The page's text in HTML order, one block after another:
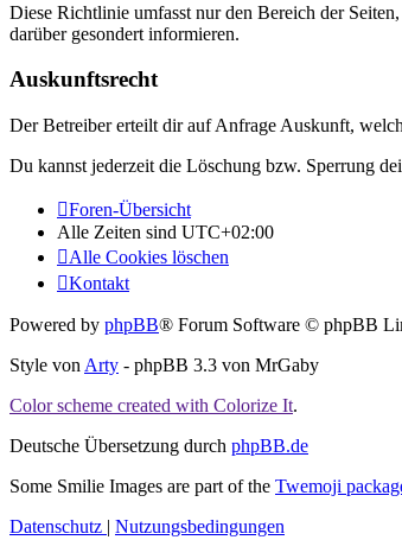
Diese Richtlinie umfasst nur den Bereich der
darüber gesondert informieren.
Auskunftsrecht
Der Betreiber erteilt dir auf Anfrage Auskunft,
Du kannst jederzeit die Löschung bzw. Sperrung
Foren-Übersicht
Alle Zeiten sind UTC+02:00
Alle Cookies löschen
Kontakt
Powered by phpBB® Forum Software © phpBB
Style von Arty - phpBB 3.3 von MrGaby
Color scheme created with Colorize It.
Deutsche Übersetzung durch phpBB.de
Some Smilie Images are part of the Twemoji
Datenschutz | Nutzungsbedingungen